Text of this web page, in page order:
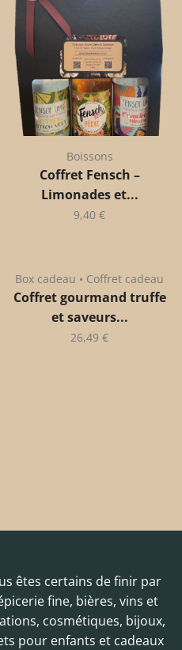
Boissons
Coffret Fensch –
Limonades et...
9,40 €
Box cadeau • Coffret cadeau
Coffret gourmand truffe
et saveurs...
26,49 €
êtes certains de finir par
fine, bières, vins et
cosmétiques, bijoux,
pour enfants et cadeaux